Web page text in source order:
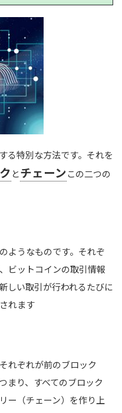
る特別な方法です。それを
とチェーンこの二つの
ようなものです。それぞ
ビットコインの取引情報
しい取引が行われるたびに
れます
れぞれが前のブロック
まり、すべてのブロック
ー（チェーン）を作り上